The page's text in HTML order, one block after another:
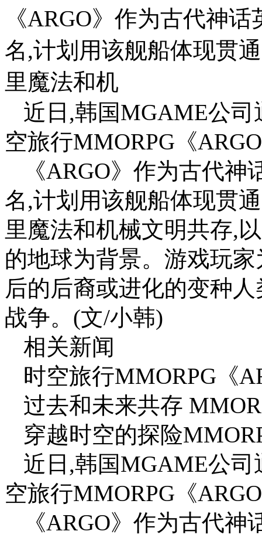
《ARGO》作为古代神
名,计划用该舰船体现贯
里魔法和机
近日,韩国MGAME公
空旅行MMORPG《
《ARGO》作为古代
名,计划用该舰船体现贯
里魔法和机械文明共存,
的地球为背景。游戏玩
后的后裔或进化的变种
战争。(文/小韩)
相关新闻
时空旅行MMORPG《
过去和未来共存
穿越时空的探险
近日,韩国MGAME公
空旅行MMORPG《
《ARGO》作为古代